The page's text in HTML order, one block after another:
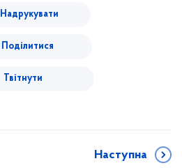
Надрукувати
Поділитися
Твітнути
Наступна